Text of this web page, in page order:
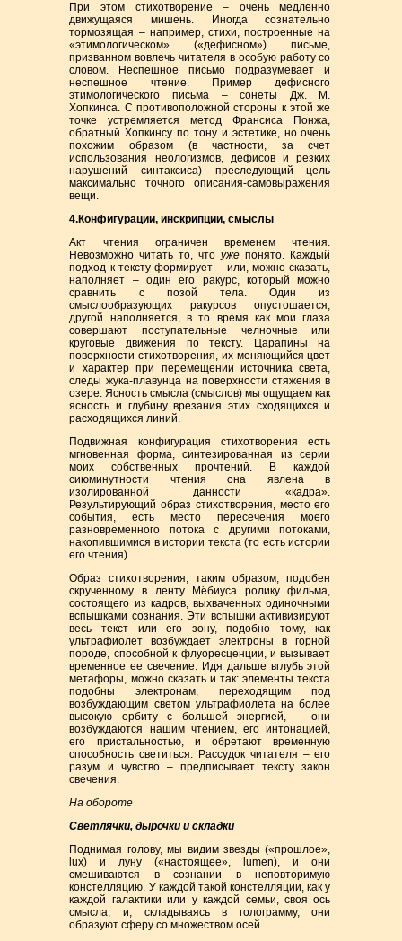
При этом стихотворение – очень медленно
движущаяся мишень. Иногда сознательно
тормозящая – например, стихи, построенные на
«этимологическом» («дефисном») письме,
призванном вовлечь читателя в особую работу со
словом. Неспешное письмо подразумевает и
неспешное чтение. Пример дефисного
этимологического письма – сонеты Дж. М.
Хопкинса. С противоположной стороны к этой же
точке устремляется метод Франсиса Понжа,
обратный Хопкинсу по тону и эстетике, но очень
похожим образом (в частности, за счет
использования неологизмов, дефисов и резких
нарушений синтаксиса) преследующий цель
максимально точного описания-самовыражения
вещи.
4.Конфигурации, инскрипции, смыслы
Акт чтения ограничен временем чтения.
Невозможно читать то, чтоуже понято. Каждый
подход к тексту формирует – или, можно сказать,
наполняет – один его ракурс, который можно
сравнить с позой тела. Один из
смыслообразующих ракурсов опустошается,
другой наполняется, в то время как мои глаза
совершают поступательные челночные или
круговые движения по тексту. Царапины на
поверхности стихотворения, их меняющийся цвет
и характер при перемещении источника света,
следы жука-плавунца на поверхности стяжения в
озере. Ясность смысла (смыслов) мы ощущаем как
ясность и глубину врезания этих сходящихся и
расходящихся линий.
Подвижная конфигурация стихотворения есть
мгновенная форма, синтезированная из серии
моих собственных прочтений. В каждой
сиюминутности чтения она явлена в
изолированной данности «кадра».
Результирующий образ стихотворения, место его
события, есть место пересечения моего
разновременного потока с другими потоками,
накопившимися в истории текста (то есть истории
его чтения).
Образ стихотворения, таким образом, подобен
скрученному в ленту Мёбиуса ролику фильма,
состоящего из кадров, выхваченных одиночными
вспышками сознания. Эти вспышки активизируют
весь текст или его зону, подобно тому, как
ультрафиолет возбуждает электроны в горной
породе, способной к флуоресценции, и вызывает
временное ее свечение. Идя дальше вглубь этой
метафоры, можно сказать и так: элементы текста
подобны электронам, переходящим под
возбуждающим светом ультрафиолета на более
высокую орбиту с большей энергией, – они
возбуждаются нашим чтением, его интонацией,
его пристальностью, и обретают временную
способность светиться. Рассудок читателя – его
разум и чувство – предписывает тексту закон
свечения.
На обороте
Светлячки, дырочки и складки
Поднимая голову, мы видим звезды («прошлое»,
lux) и луну («настоящее», lumen), и они
смешиваются в сознании в неповторимую
констелляцию. У каждой такой констелляции, как у
каждой галактики или у каждой семьи, своя ось
смысла, и, складываясь в голограмму, они
образуют сферу со множеством осей.